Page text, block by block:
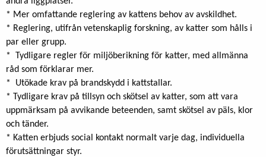
* Mer omfattande reglering av kattens behov av avskildhet.
* Reglering, utifrån vetenskaplig forskning, av katter som hålls i
par eller grupp.
* Tydligare regler för miljöberikning för katter, med allmänna
råd som förklarar mer.
* Utökade krav på brandskydd i kattstallar.
* Tydligare krav på tillsyn och skötsel av katter, som att vara
uppmärksam på avvikande beteenden, samt skötsel av päls, klor
och tänder.
* Katten erbjuds social kontakt normalt varje dag, individuella
förutsättningar styr.